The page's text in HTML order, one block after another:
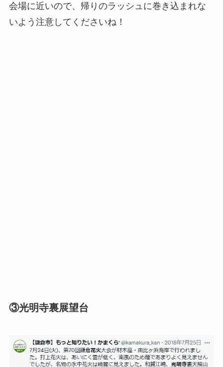
会場に近いので、帰りのラッシュに巻き込まれな
いよう注意してくださいね！
③光明寺裏展望台